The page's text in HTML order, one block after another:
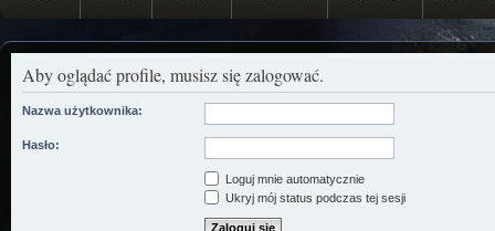
Aby oglądać profile, musisz się zalogować.
Nazwa użytkownika:
Hasło:
Loguj mnie automatycznie
Ukryj mój status podczas tej sesji